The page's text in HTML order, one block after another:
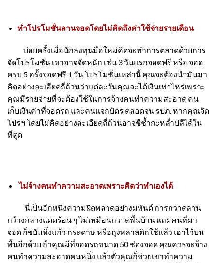
ทำโปรโมชั่นลานจอดโดยไม่คิดถึงค่าใช้จ่ายรายเดือน
บ่อยครั้งเมื่อนักลงทุนมือใหม่คิดจะทำการตลาดด้วยการ
จัดโปรโมชั่น เขาอาจจัดหนัก เช่น 3 วันแรกจอดฟรี หรือ จอด
ครบ 5 ครั้งจอดฟรี 1 วัน โปรโมชั่นเหล่านี้ คุณจะต้องนำมันมา
คิดอย่างละเอียดถี่ถ้วนว่าแต่ละวันคุณจะได้เงินเท่าไหร่เพราะ
คุณมีรายจ่ายที่จะต้องใช้ในการจ้างคนทำความสะอาด คน
เก็บเงินค่าที่จอดรถ และคนแจกบัตร ตลอดจน รปภ. หากคุณจัด
โปรฯ โดยไม่คิดอย่างละเอียดถี่ถ้วนอาจชีช้ำกะหล่ำปลีได้ใน
ที่สุด
ไม่จ้างคนทำความสะอาดเพราะคิดว่าทำเองได้
นี่เป็นอีกหนึ่งความผิดพลาดอย่างมหันต์ การกวาดลาน
กว้างกลางแดดร้อน ๆ ไม่เหมือนกวาดพื้นบ้าน แถมคนที่มา
จอด ก็ขยันทิ้งแก้ว กระดาษ หรือถุงพลาสติกใช้แล้ว เอาไว้บน
พื้นอีกด้วย ถ้าคุณมีที่จอดรถขนาด 50 ช่องจอด คุณควรจะจ้าง
คนทำความสะอาดคนหนึ่ง แล้วตัวคุณก็ช่วยเขาทำความ